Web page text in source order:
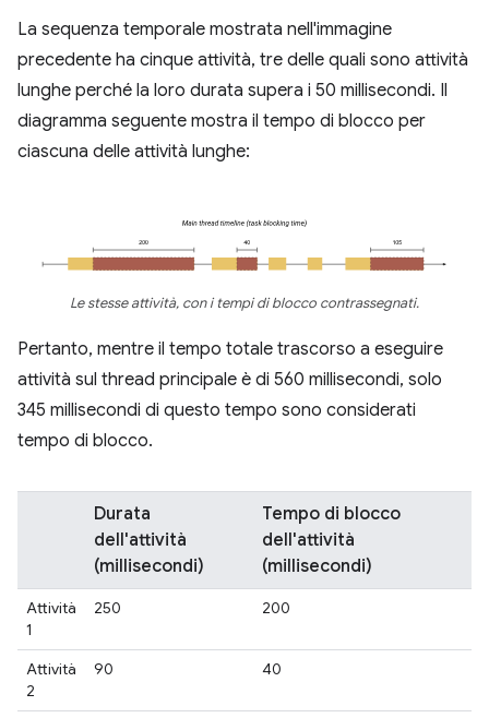
La sequenza temporale mostrata nell'immagine
precedente ha cinque attività, tre delle quali sono attività
lunghe perché la loro durata supera i 50 millisecondi. Il
diagramma seguente mostra il tempo di blocco per
ciascuna delle attività lunghe:
Le stesse attività, con i tempi di blocco contrassegnati.
Pertanto, mentre il tempo totale trascorso a eseguire
attività sul thread principale è di 560 millisecondi, solo
345 millisecondi di questo tempo sono considerati
tempo di blocco.
Durata
dell'attività
(millisecondi)
Tempo di blocco
dell'attività
(millisecondi)
Attività
1
250 200
Attività
2
90 40